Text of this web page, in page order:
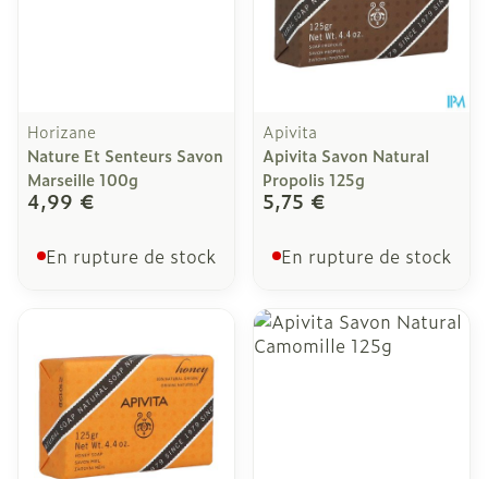
Horizane
Nature Et Senteurs Savon
Marseille 100g
4,99 €
En rupture de stock
Apivita
Apivita Savon Natural
Propolis 125g
5,75 €
En rupture de stock